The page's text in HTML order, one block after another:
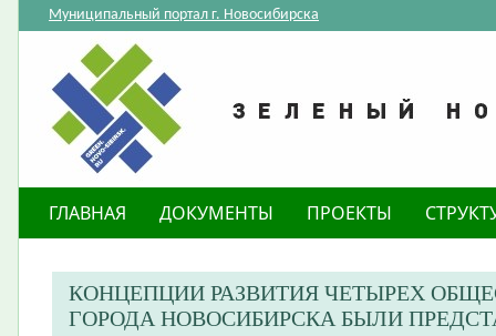
Муниципальный портал г. Новосибирска
ГЛАВНАЯ ДОКУМЕНТЫ ПРОЕКТЫ
КОНЦЕПЦИИ РАЗВИТИЯ ЧЕТЫРЕХ
ГОРОДА НОВОСИБИРСКА БЫЛИ